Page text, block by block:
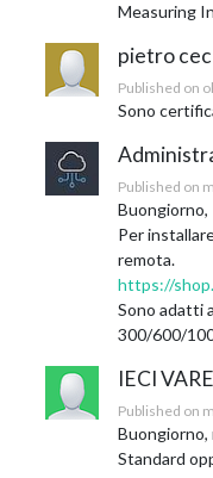
Measuring
pietro
Published on
Sono
Published on
Buongiorno,
Per
remota.
https://
Sono adatti
300/600/
IECI
Published on
Buongiorno,
Standard